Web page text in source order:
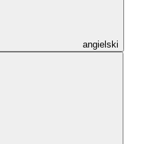
angielski